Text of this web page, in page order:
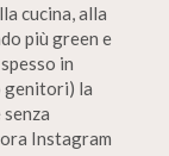
cucina, alla
più green e
in
genitori) la
Instagram